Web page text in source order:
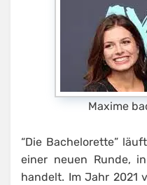
Maxime
“Die Bachelorette”
einer neuen Runde,
handelt. Im Jahr 2021